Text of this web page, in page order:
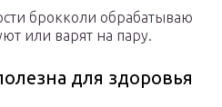
брокколи обрабатываю
или варят на пару.
для здоровья